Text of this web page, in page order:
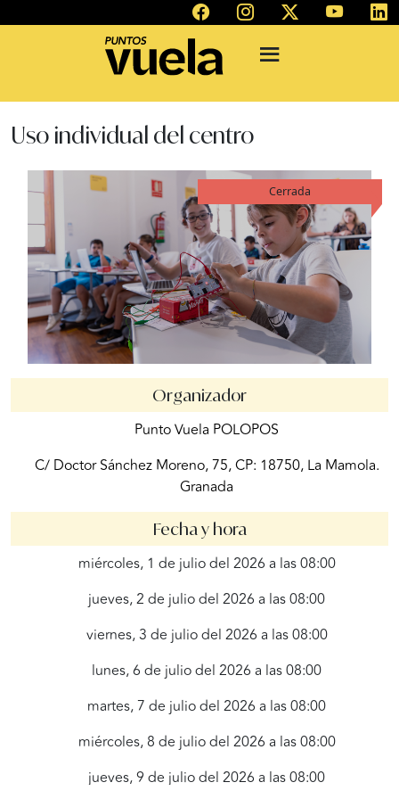
Uso individual del centro
Cerrada
Organizador
Punto Vuela POLOPOS
C/ Doctor Sánchez Moreno, 75, CP: 18750, La Mamola.
Granada
Fecha y hora
miércoles, 1 de julio del 2026 a las 08:00
jueves, 2 de julio del 2026 a las 08:00
viernes, 3 de julio del 2026 a las 08:00
lunes, 6 de julio del 2026 a las 08:00
martes, 7 de julio del 2026 a las 08:00
miércoles, 8 de julio del 2026 a las 08:00
jueves, 9 de julio del 2026 a las 08:00